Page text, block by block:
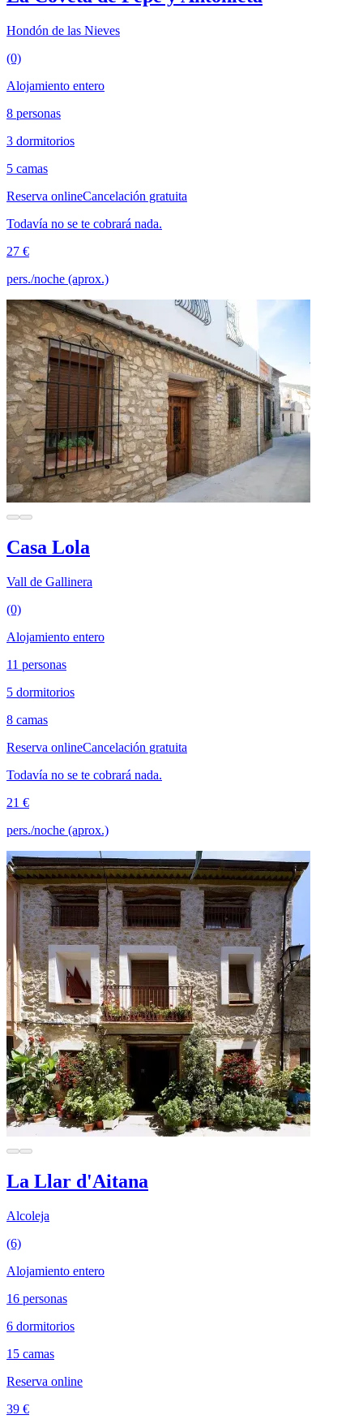
Hondón de las Nieves
(0)
Alojamiento entero
8 personas
3 dormitorios
5 camas
Reserva onlineCancelación gratuita
Todavía no se te cobrará nada.
27 €
pers./noche (aprox.)
Casa Lola
Vall de Gallinera
(0)
Alojamiento entero
11 personas
5 dormitorios
8 camas
Reserva onlineCancelación gratuita
Todavía no se te cobrará nada.
21 €
pers./noche (aprox.)
La Llar d'Aitana
Alcoleja
(6)
Alojamiento entero
16 personas
6 dormitorios
15 camas
Reserva online
39 €